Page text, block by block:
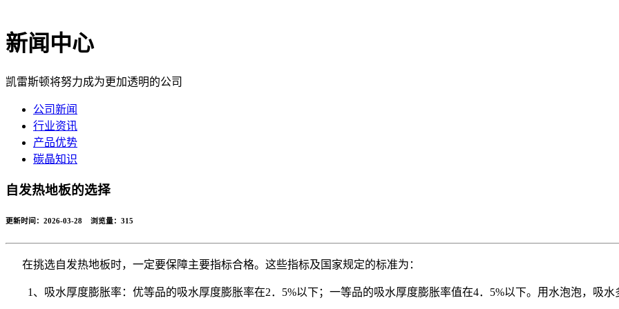
新闻中心
凯雷斯顿将努力成为更加透明的公司
公司新闻
行业资讯
产品优势
碳晶知识
自发热地板的选择
更新时间：2026-03-28 浏览量： 315
在挑选自发热地板时，一定要保障主要指标合格。这些指标及国家规定的标准为：
1、吸水厚度膨胀率：优等品的吸水厚度膨胀率在2．5%以下；一等品的吸水厚度膨胀率值在4．5%以下。用水泡泡，吸水